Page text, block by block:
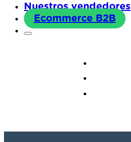
Nuestros vendedores
Ecommerce B2B